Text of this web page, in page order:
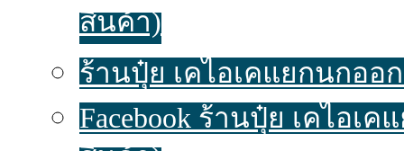
สินค้า)
ร้านปุ๋ย เคไอเคแยกนกอ
Facebook ร้านปุ๋ย เคไอ